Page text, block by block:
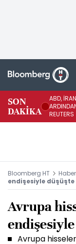
SON
DAKİKA
ABD,
REUTERS
Bloomberg HT
endişesiyle düşüşte
Avrupa
Avrupa